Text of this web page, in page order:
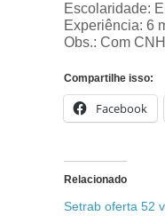
Escolaridade:
Experiência: 6
Obs.: Com
Compartilhe isso:
Facebook
Relacionado
Setrab oferta 52